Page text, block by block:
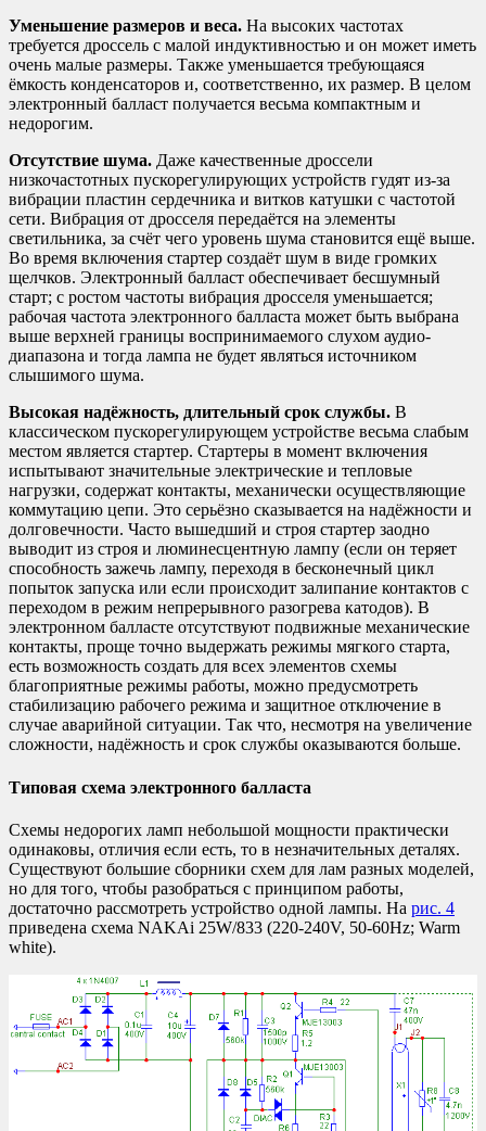
Уменьшение размеров и веса. На высоких частотах
требуется дроссель с малой индуктивностью и он может иметь
очень малые размеры. Также уменьшается требующаяся
ёмкость конденсаторов и, соответственно, их размер. В целом
электронный балласт получается весьма компактным и
недорогим.
Отсутствие шума. Даже качественные дроссели
низкочастотных пускорегулирующих устройств гудят из-за
вибрации пластин сердечника и витков катушки с частотой
сети. Вибрация от дросселя передаётся на элементы
светильника, за счёт чего уровень шума становится ещё выше.
Во время включения стартер создаёт шум в виде громких
щелчков. Электронный балласт обеспечивает бесшумный
старт; с ростом частоты вибрация дросселя уменьшается;
рабочая частота электронного балласта может быть выбрана
выше верхней границы воспринимаемого слухом аудио-
диапазона и тогда лампа не будет являться источником
слышимого шума.
Высокая надёжность, длительный срок службы. В
классическом пускорегулирующем устройстве весьма слабым
местом является стартер. Стартеры в момент включения
испытывают значительные электрические и тепловые
нагрузки, содержат контакты, механически осуществляющие
коммутацию цепи. Это серьёзно сказывается на надёжности и
долговечности. Часто вышедший и строя стартер заодно
выводит из строя и люминесцентную лампу (если он теряет
способность зажечь лампу, переходя в бесконечный цикл
попыток запуска или если происходит залипание контактов с
переходом в режим непрерывного разогрева катодов). В
электронном балласте отсутствуют подвижные механические
контакты, проще точно выдержать режимы мягкого старта,
есть возможность создать для всех элементов схемы
благоприятные режимы работы, можно предусмотреть
стабилизацию рабочего режима и защитное отключение в
случае аварийной ситуации. Так что, несмотря на увеличение
сложности, надёжность и срок службы оказываются больше.
Типовая схема электронного балласта
Схемы недорогих ламп небольшой мощности практически
одинаковы, отличия если есть, то в незначительных деталях.
Существуют большие сборники схем для лам разных моделей,
но для того, чтобы разобраться с принципом работы,
достаточно рассмотреть устройство одной лампы. На рис. 4
приведена схема NAKAi 25W/833 (220-240V, 50-60Hz; Warm
white).